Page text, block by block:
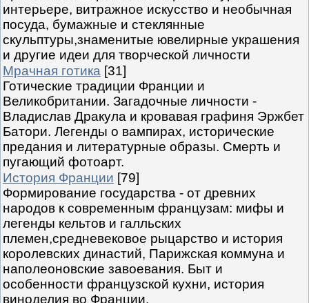
интерьере, витражное искусство и необычная
посуда, бумажные и стеклянные
скульптуры,знаменитые ювелирные украшения
и другие идеи для творческой личности
Мрачная готика [31]
Готические традиции Франции и
Великобритании. Загадочные личности -
Владислав Дракула и кровавая графиня Эржбет
Батори. Легенды о вампирах, исторические
предания и литературные образы. Смерть и
пугающий фотоарт.
История Франции [79]
Формирование государства - от древних
народов к современным французам: мифы и
легенды кельтов и галльских
племен,средневековое рыцарство и история
королевских династий, Парижская коммуна и
наполеоновские завоевания. Быт и
особенности французской кухни, история
виноделия во Франции.